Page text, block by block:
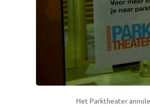
Het Parktheater